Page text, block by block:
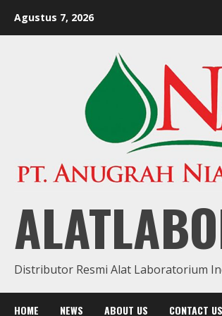
Agustus 7, 2026
Distributor Resmi Alat Laboratorium
HOME NEWS ABOUT US CONTACT US